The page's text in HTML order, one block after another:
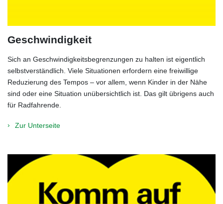
Geschwindigkeit
Sich an Geschwindigkeitsbegrenzungen zu halten ist eigentlich
selbstverständlich. Viele Situationen erfordern eine freiwillige
Reduzierung des Tempos – vor allem, wenn Kinder in der Nähe
sind oder eine Situation unübersichtlich ist. Das gilt übrigens auch
für Radfahrende.
Zur Unterseite